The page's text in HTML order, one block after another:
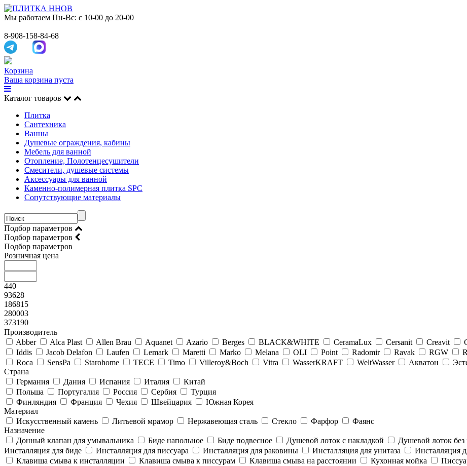
Мы работаем Пн-Вс: с 10-00 до 20-00
8-908-158-84-68
Корзина
Ваша корзина пуста
Каталог товаров
Плитка
Сантехника
Ванны
Душевые ограждения, кабины
Мебель для ванной
Отопление, Полотенцесушители
Смесители, душевые системы
Аксессуары для ванной
Каменно-полимерная плитка SPC
Сопутствующие материалы
Подбор параметров
Подбор параметров
Подбор параметров
Розничная цена
440
93628
186815
280003
373190
Производитель
Abber
Alca Plast Allen Brau Aquanet Azario Berges BLACK&WHITE CeramaLux Cersanit Creavit
Iddis
Jacob Delafon Laufen Lemark Maretti Marko Melana OLI Point Radomir Ravak RGW
Roca
SensPa Starohome TECE Timo Villeroy&Boсh Vitra WasserKRAFT WeltWasser Акватон
Страна
Германия
Дания Испания Италия
Китай
Польша
Португалия Россия Сербия
Турция
Финляндия
Франция Чехия Швейцария
Южная Корея
Материал
Искусственный камень
Литьевой мрамор Нержавеющая сталь Стекло Фарфор
Фаянс
Назначение
Донный клапан для умывальника
Биде напольное Биде подвесное Душевой лоток с накладкой Душевой лоток без
Инсталляция для биде
Инсталляция для писсуара Инсталляция для раковины Инсталляция для унитаза Инсталляция
Клавиша смыва к инсталляции
Клавиша смыва к писсурам Клавиша смыва на расстоянии Кухонная мойка